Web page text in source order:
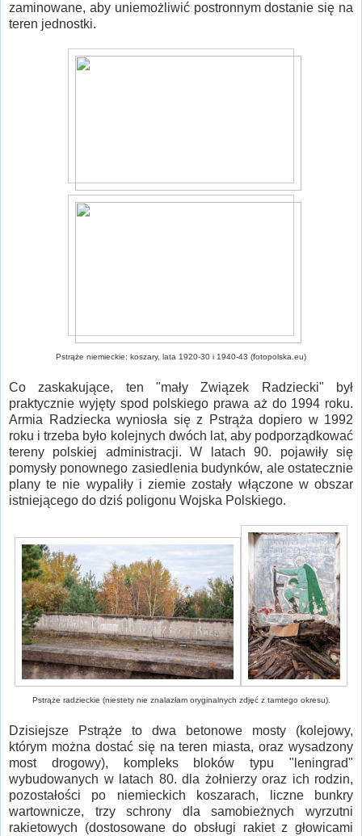
zaminowane, aby uniemożliwić postronnym dostanie się na
teren jednostki.
Pstrąże niemieckie: koszary, lata 1920-30 i 1940-43 (fotopolska.eu)
Co zaskakujące, ten "mały Związek Radziecki" był
praktycznie wyjęty spod polskiego prawa aż do 1994 roku.
Armia Radziecka wyniosła się z Pstrąża dopiero w 1992
roku i trzeba było kolejnych dwóch lat, aby podporządkować
tereny polskiej administracji. W latach 90. pojawiły się
pomysły ponownego zasiedlenia budynków, ale ostatecznie
plany te nie wypaliły i ziemie zostały włączone w obszar
istniejącego do dziś poligonu Wojska Polskiego.
Pstrąże radzieckie (niestety nie znalazłam oryginalnych zdjęć z tamtego okresu).
Dzisiejsze Pstrąże to dwa betonowe mosty (kolejowy,
którym można dostać się na teren miasta, oraz wysadzony
most drogowy), kompleks bloków typu "leningrad"
wybudowanych w latach 80. dla żołnierzy oraz ich rodzin,
pozostałości po niemieckich koszarach, liczne bunkry
wartownicze, trzy schrony dla samobieżnych wyrzutni
rakietowych (dostosowane do obsługi rakiet z głowicami